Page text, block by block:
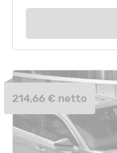
214,66 € netto